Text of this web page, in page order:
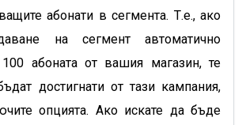
абонати в сегмента. Т.е., ако
на сегмент автоматично
100 абоната от вашия магазин, те
достигнати от тази кампания,
опцията. Ако искате да бъде